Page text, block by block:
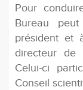
Pour
Bureau
président et
directeur de
Celui-ci
Conseil